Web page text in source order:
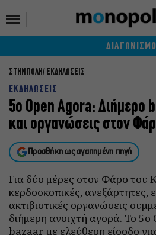
ΣΤΗΝ ΠΟΛΗ ΕΚΔΗΛΩΣΕΙΣ
ΕΚΔΗΛΩΣΕΙΣ
5o Open Agora: Διήμερο
και οργανώσεις στον
Προσθήκη ως αγαπημένη πηγή
Για δύο μέρες στον Φάρο του
κερδοσκοπικές, ανεξάρτητες,
ακτιβιστικές οργανώσεις
διήμερη ανοιχτή αγορά. Το
bazaar με ελεύθερη είσοδο